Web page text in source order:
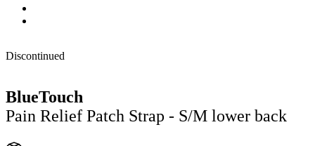
Discontinued
BlueTouch
Pain Relief Patch Strap - S/M lower back